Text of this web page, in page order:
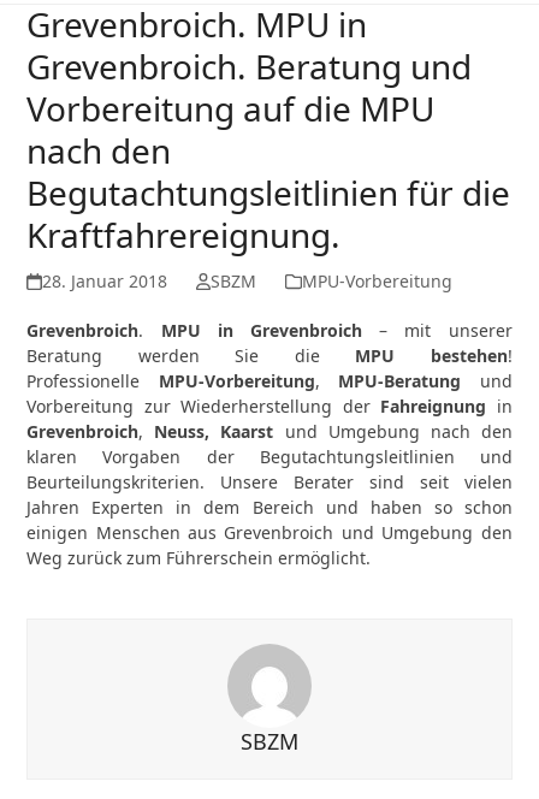
Grevenbroich. MPU in
Grevenbroich. Beratung und
Vorbereitung auf die MPU
nach den
Begutachtungsleitlinien für die
Kraftfahrereignung.
28. Januar 2018 SBZM MPU-Vorbereitung
Grevenbroich. MPU in Grevenbroich – mit unserer
Beratung werden Sie die MPU bestehen!
Professionelle MPU-Vorbereitung, MPU-Beratung und
Vorbereitung zur Wiederherstellung der Fahreignung in
Grevenbroich, Neuss, Kaarst und Umgebung nach den
klaren Vorgaben der Begutachtungsleitlinien und
Beurteilungskriterien. Unsere Berater sind seit vielen
Jahren Experten in dem Bereich und haben so schon
einigen Menschen aus Grevenbroich und Umgebung den
Weg zurück zum Führerschein ermöglicht.
SBZM